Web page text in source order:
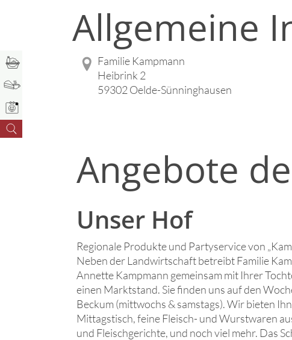
Allgemeine
Familie Kampmann
Heibrink 2
59302 Oelde-Sünninghausen
Angebote
Unser Hof
Regionale Produkte und Partyservice von
Neben der Landwirtschaft betreibt Familie
Annette Kampmann gemeinsam mit Ihrer
einen Marktstand. Sie finden uns auf den
Beckum (mittwochs & samstags). Wir bieten
Mittagstisch, feine Fleisch- und Wurstwaren
und Fleischgerichte, und noch viel mehr. Das